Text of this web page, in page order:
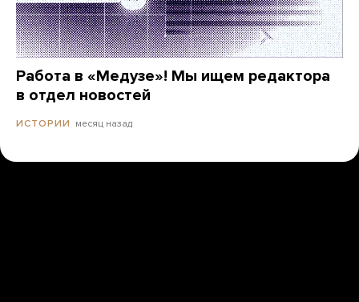
Работа в «Медузе»! Мы ищем редактора
в отдел новостей
ИСТОРИИ месяц назад